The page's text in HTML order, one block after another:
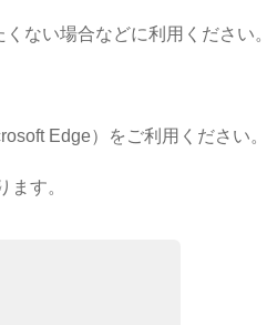
ない場合などに利用ください。
Edge）をご利用ください。
す。